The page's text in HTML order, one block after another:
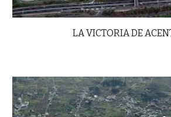
LA VICTORIA DE